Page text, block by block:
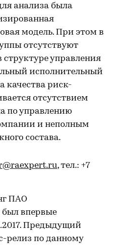
анализа была
модель. При этом в
отсутствуют
управления
исполнительный
качества риск-
отсутствием
по управлению
и неполным
состава.
, тел.: +7
ПАО
был впервые
Предыдущий
релиз по данному